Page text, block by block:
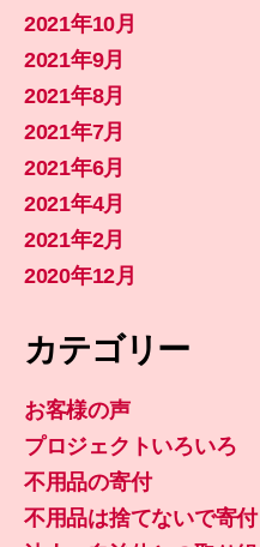
2021年10月
2021年9月
2021年8月
2021年7月
2021年6月
2021年4月
2021年2月
2020年12月
カテゴリー
お客様の声
プロジェクトいろいろ
不用品の寄付
不用品は捨てないで寄付